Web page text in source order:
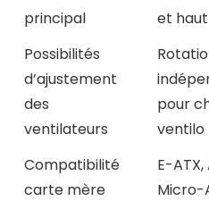
principal
et haut
Possibilités
d’ajustement
des
ventilateurs
pour
ventilo
Compatibilité
carte mère
E-ATX,
Micro-